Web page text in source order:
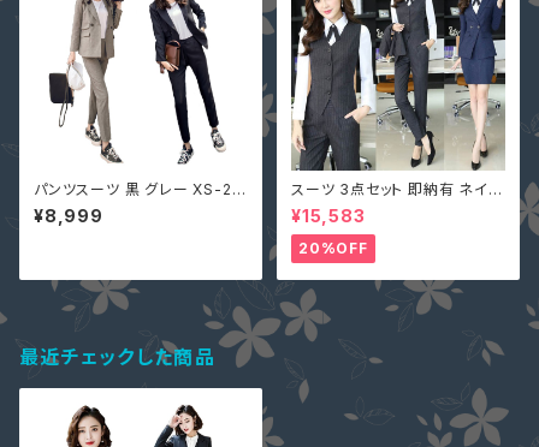
パンツスーツ 黒 グレー XS-2X
L 一部即納 セットアップ 長袖 テ
ーラードジャケット ＋ 七分丈パ
¥8,999
スーツ 3点セット 即納有 ネイビ
ー グレー S M L 2L 3L 4L 大
きいサイズ パンツ or スカート＋
ジャケット＋ベスト ストライプ X
Z-X10083
¥15,583
20%OFF
最近チェックした商品